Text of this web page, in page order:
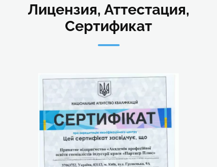
Лицензия, Аттестация,
Сертификат